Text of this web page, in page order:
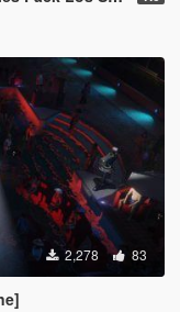
2,278 83